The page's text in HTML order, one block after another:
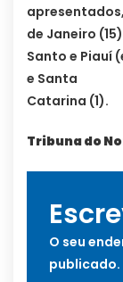
de Janeiro
Santo e Piauí
e Santa
Catarina (1).
Tribuna do
O seu
publicado.